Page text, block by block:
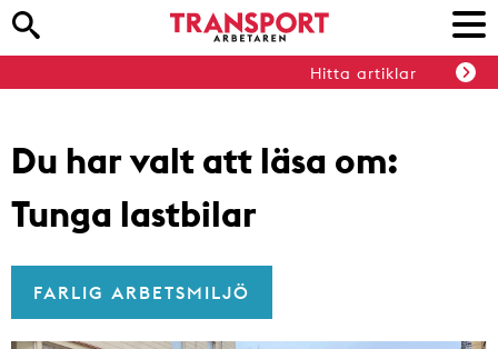
Hitta artiklar
Du har valt att läsa om:
Tunga lastbilar
FARLIG ARBETSMILJÖ